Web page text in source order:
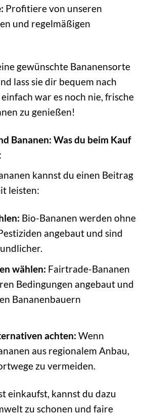
Profitiere von unseren
und regelmäßigen
gewünschte Bananensorte
lass sie dir bequem nach
war es noch nie, frische
zu genießen!
Bananen: Was du beim Kauf
kannst du einen Beitrag
leisten:
Bio-Bananen werden ohne
angebaut und sind
wählen: Fairtrade-Bananen
Bedingungen angebaut und
Bananenbauern
achten: Wenn
aus regionalem Anbau,
zu vermeiden.
einkaufst, kannst du dazu
zu schonen und faire